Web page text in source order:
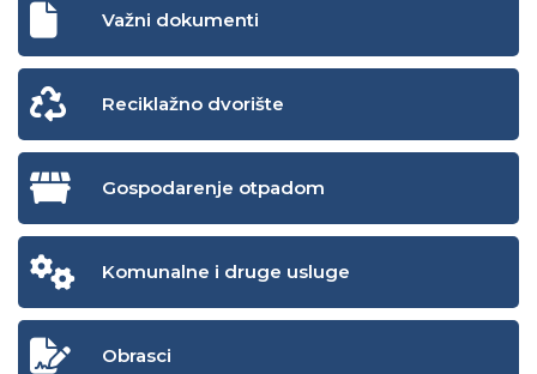
Važni dokumenti
Reciklažno dvorište
Gospodarenje otpadom
Komunalne i druge usluge
Obrasci